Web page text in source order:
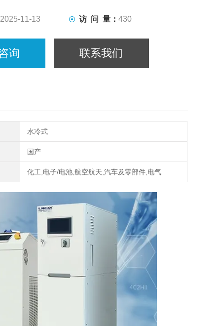
2025-11-13 访 问 量：430
询 联系我们
水冷式
国产
化工,电子/电池,航空航天,汽车及零部件,电气